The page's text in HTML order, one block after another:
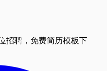
招聘，免费简历模板下